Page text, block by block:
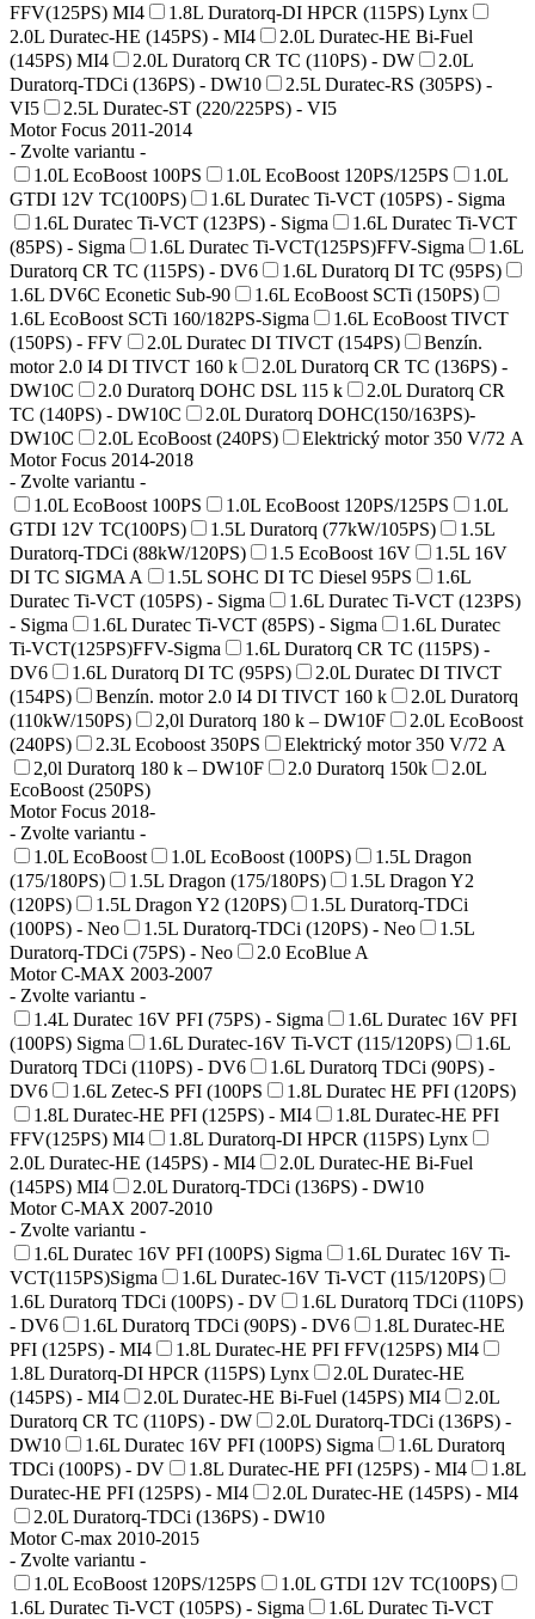
FFV(125PS) MI4
1.8L Duratorq-DI HPCR (115PS) Lynx
2.0L Duratec-HE (145PS) - MI4
2.0L Duratec-HE Bi-Fuel
(145PS) MI4
2.0L Duratorq CR TC (110PS) - DW
2.0L
Duratorq-TDCi (136PS) - DW10
2.5L Duratec-RS (305PS) -
VI5
2.5L Duratec-ST (220/225PS) - VI5
Motor Focus 2011-2014
- Zvolte variantu -
1.0L EcoBoost 100PS
1.0L EcoBoost 120PS/125PS
1.0L
GTDI 12V TC(100PS)
1.6L Duratec Ti-VCT (105PS) - Sigma
1.6L Duratec Ti-VCT (123PS) - Sigma
1.6L Duratec Ti-VCT
(85PS) - Sigma
1.6L Duratec Ti-VCT(125PS)FFV-Sigma
1.6L
Duratorq CR TC (115PS) - DV6
1.6L Duratorq DI TC (95PS)
1.6L DV6C Econetic Sub-90
1.6L EcoBoost SCTi (150PS)
1.6L EcoBoost SCTi 160/182PS-Sigma
1.6L EcoBoost TIVCT
(150PS) - FFV
2.0L Duratec DI TIVCT (154PS)
Benzín.
motor 2.0 I4 DI TIVCT 160 k
2.0L Duratorq CR TC (136PS) -
DW10C
2.0 Duratorq DOHC DSL 115 k
2.0L Duratorq CR
TC (140PS) - DW10C
2.0L Duratorq DOHC(150/163PS)-
DW10C
2.0L EcoBoost (240PS)
Elektrický motor 350 V/72 A
Motor Focus 2014-2018
- Zvolte variantu -
1.0L EcoBoost 100PS
1.0L EcoBoost 120PS/125PS
1.0L
GTDI 12V TC(100PS)
1.5L Duratorq (77kW/105PS)
1.5L
Duratorq-TDCi (88kW/120PS)
1.5 EcoBoost 16V
1.5L 16V
DI TC SIGMA A
1.5L SOHC DI TC Diesel 95PS
1.6L
Duratec Ti-VCT (105PS) - Sigma
1.6L Duratec Ti-VCT (123PS)
- Sigma
1.6L Duratec Ti-VCT (85PS) - Sigma
1.6L Duratec
Ti-VCT(125PS)FFV-Sigma
1.6L Duratorq CR TC (115PS) -
DV6
1.6L Duratorq DI TC (95PS)
2.0L Duratec DI TIVCT
(154PS)
Benzín. motor 2.0 I4 DI TIVCT 160 k
2.0L Duratorq
(110kW/150PS)
2,0l Duratorq 180 k – DW10F
2.0L EcoBoost
(240PS)
2.3L Ecoboost 350PS
Elektrický motor 350 V/72 A
2,0l Duratorq 180 k – DW10F
2.0 Duratorq 150k
2.0L
EcoBoost (250PS)
Motor Focus 2018-
- Zvolte variantu -
1.0L EcoBoost
1.0L EcoBoost (100PS)
1.5L Dragon
(175/180PS)
1.5L Dragon (175/180PS)
1.5L Dragon Y2
(120PS)
1.5L Dragon Y2 (120PS)
1.5L Duratorq-TDCi
(100PS) - Neo
1.5L Duratorq-TDCi (120PS) - Neo
1.5L
Duratorq-TDCi (75PS) - Neo
2.0 EcoBlue A
Motor C-MAX 2003-2007
- Zvolte variantu -
1.4L Duratec 16V PFI (75PS) - Sigma
1.6L Duratec 16V PFI
(100PS) Sigma
1.6L Duratec-16V Ti-VCT (115/120PS)
1.6L
Duratorq TDCi (110PS) - DV6
1.6L Duratorq TDCi (90PS) -
DV6
1.6L Zetec-S PFI (100PS
1.8L Duratec HE PFI (120PS)
1.8L Duratec-HE PFI (125PS) - MI4
1.8L Duratec-HE PFI
FFV(125PS) MI4
1.8L Duratorq-DI HPCR (115PS) Lynx
2.0L Duratec-HE (145PS) - MI4
2.0L Duratec-HE Bi-Fuel
(145PS) MI4
2.0L Duratorq-TDCi (136PS) - DW10
Motor C-MAX 2007-2010
- Zvolte variantu -
1.6L Duratec 16V PFI (100PS) Sigma
1.6L Duratec 16V Ti-
VCT(115PS)Sigma
1.6L Duratec-16V Ti-VCT (115/120PS)
1.6L Duratorq TDCi (100PS) - DV
1.6L Duratorq TDCi (110PS)
- DV6
1.6L Duratorq TDCi (90PS) - DV6
1.8L Duratec-HE
PFI (125PS) - MI4
1.8L Duratec-HE PFI FFV(125PS) MI4
1.8L Duratorq-DI HPCR (115PS) Lynx
2.0L Duratec-HE
(145PS) - MI4
2.0L Duratec-HE Bi-Fuel (145PS) MI4
2.0L
Duratorq CR TC (110PS) - DW
2.0L Duratorq-TDCi (136PS) -
DW10
1.6L Duratec 16V PFI (100PS) Sigma
1.6L Duratorq
TDCi (100PS) - DV
1.8L Duratec-HE PFI (125PS) - MI4
1.8L
Duratec-HE PFI (125PS) - MI4
2.0L Duratec-HE (145PS) - MI4
2.0L Duratorq-TDCi (136PS) - DW10
Motor C-max 2010-2015
- Zvolte variantu -
1.0L EcoBoost 120PS/125PS
1.0L GTDI 12V TC(100PS)
1.6L Duratec Ti-VCT (105PS) - Sigma
1.6L Duratec Ti-VCT